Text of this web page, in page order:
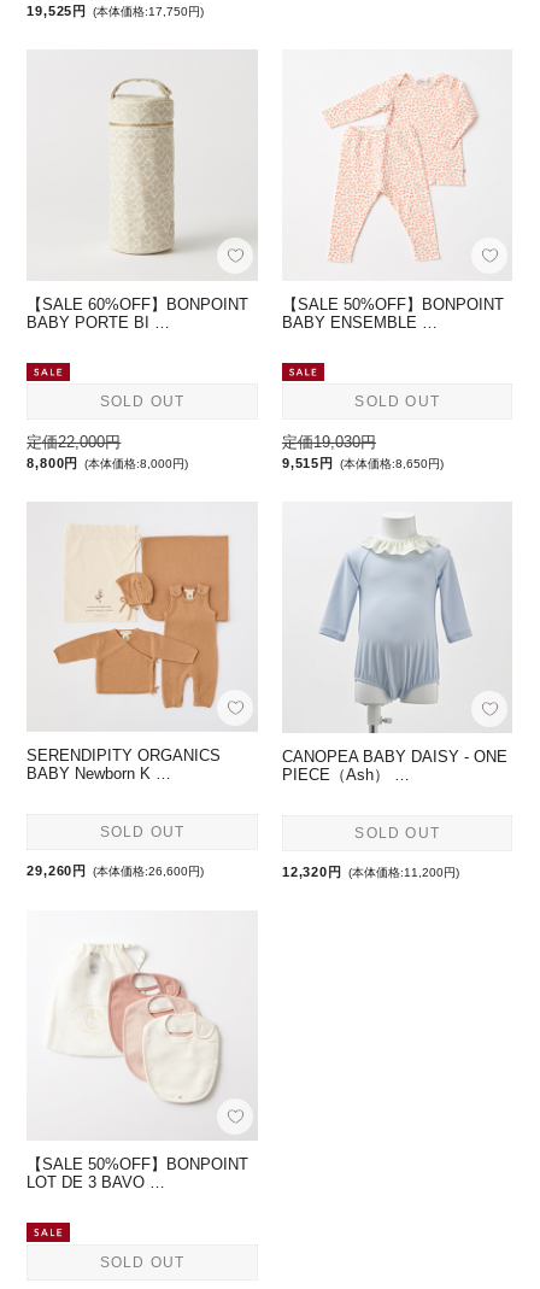
19,525円 (本体価格:17,750円)
【SALE 60%OFF】BONPOINT
BABY PORTE BI …
SOLD OUT
定価22,000円
8,800円 (本体価格:8,000円)
【SALE 50%OFF】BONPOINT
BABY ENSEMBLE …
SOLD OUT
定価19,030円
9,515円 (本体価格:8,650円)
SERENDIPITY ORGANICS
BABY Newborn K …
SOLD OUT
29,260円 (本体価格:26,600円)
CANOPEA BABY DAISY - ONE
PIECE（Ash） …
SOLD OUT
12,320円 (本体価格:11,200円)
【SALE 50%OFF】BONPOINT
LOT DE 3 BAVO …
SOLD OUT